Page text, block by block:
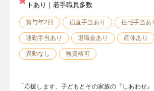
トあり｜若手職員多数
賞与年2回 宿直手当あり 住宅手当あ
通勤手当あり 退職金あり 産休あり
異動なし 無資格可
「応援します、子どもとその家族の『しあわせ